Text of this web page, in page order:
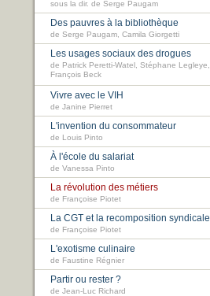
sous la dir. de Serge Paugam
Des pauvres à la bibliothèque
de Serge Paugam, Camila Giorgetti
Les usages sociaux des drogues
de Patrick Peretti-Watel, Stéphane Legleye,
François Beck
Vivre avec le VIH
de Janine Pierret
L'invention du consommateur
de Louis Pinto
À l'école du salariat
de Vanessa Pinto
La révolution des métiers
de Françoise Piotet
La CGT et la recomposition syndicale
de Françoise Piotet
L'exotisme culinaire
de Faustine Régnier
Partir ou rester ?
de Jean-Luc Richard